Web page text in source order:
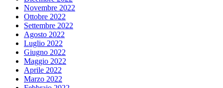
Novembre 2022
Ottobre 2022
Settembre 2022
Agosto 2022
Luglio 2022
Giugno 2022
Maggio 2022
Aprile 2022
Marzo 2022